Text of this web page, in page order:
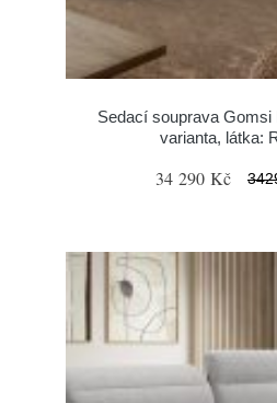
Sedací souprava Gomsi
varianta, látka:
34 290 Kč